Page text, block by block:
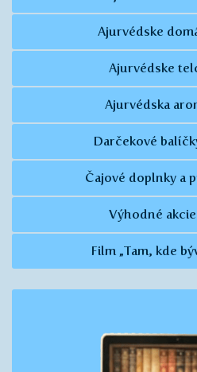
Ajurvédske
Ajurvédske
Ajurvédska
Darčekové
Čajové doplnky a
Výhodné
Film „Tam, kde